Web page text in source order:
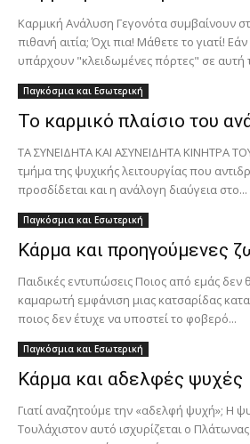
Καρμική Ανάλυση Γεγονότα συμβαίνουν
πιθανή αιτία; Όχι πια! Μάθετε το γιατί!
υπάρχουν "κλειδωμένες πόρτες" σε αυτή
Παγκόσμια και Εσωτερική
Το καρμικό πλαίσιο του
ΤΑ ΣΥΝΕΙΔΗΤΑ ΚΑΙ ΑΣΥΝΕΙΔΗΤΑ ΚΙΝΗΤΡΑ
τμήμα της ψυχικής λειτουργίας που
προσδίδεται και η ανάλογη διαύγεια στο...
Παγκόσμια και Εσωτερική
Κάρμα και προηγούμενες
Παιδικές εντυπώσεις Ποιος από εμάς δεν
καμαρωτή εμφάνιση μιας κατσαρίδας
ποιος δεν έτυχε να υποστεί το φοβερό...
Παγκόσμια και Εσωτερική
Κάρμα και αδελφές ψυχές
Γιατί αναζητούμε την «αδελφή ψυχή»; Η
Τουλάχιστον αυτό ισχυρίζεται ο